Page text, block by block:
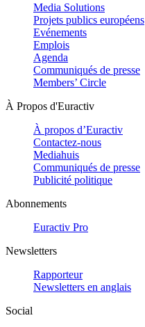
Media Solutions
Projets publics européens
Evénements
Emplois
Agenda
Communiqués de presse
Members’ Circle
À Propos d'Euractiv
À propos d’Euractiv
Contactez-nous
Mediahuis
Communiqués de presse
Publicité politique
Abonnements
Euractiv Pro
Newsletters
Rapporteur
Newsletters en anglais
Social